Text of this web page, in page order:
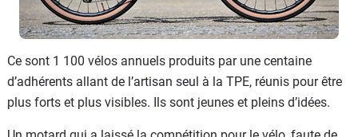
Ce sont 1 100 vélos annuels produits par une centaine
d’adhérents allant de l’artisan seul à la TPE, réunis pour être
plus forts et plus visibles. Ils sont jeunes et pleins d’idées.